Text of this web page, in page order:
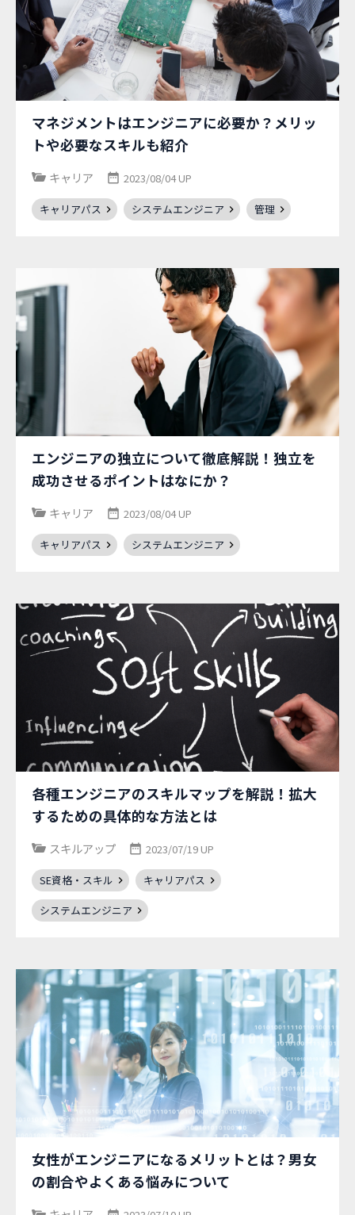
マネジメントはエンジニアに必要か？メリッ
トや必要なスキルも紹介
キャリア 2023/08/04 UP
キャリアパス システムエンジニア 管理
エンジニアの独立について徹底解説！独立を
成功させるポイントはなにか？
キャリア 2023/08/04 UP
キャリアパス システムエンジニア
各種エンジニアのスキルマップを解説！拡大
するための具体的な方法とは
スキルアップ 2023/07/19 UP
SE資格・スキル
キャリアパス
システムエンジニア
女性がエンジニアになるメリットとは？男女
の割合やよくある悩みについて